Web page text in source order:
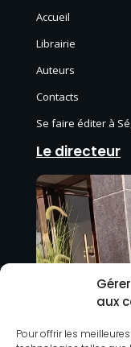
aux
Pour offrir les
Accueil
Librairie
Auteurs
Contacts
Se faire éditer à
Le directeur